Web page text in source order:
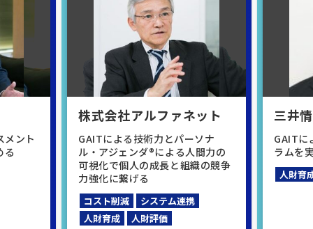
メント
る
株式会社アルファネット
GAITによる技術力とパーソナ
ル・アジェンダ®による人間力の
可視化で個人の成長と組織の競争
力強化に繋げる
コスト削減
システム連携
人財育成
人財評価
三井
GAITに
ラムを
人財育